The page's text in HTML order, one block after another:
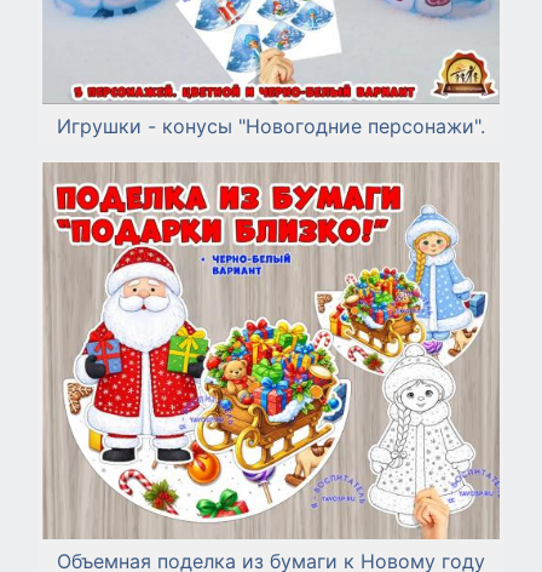
Игрушки - конусы "Новогодние персонажи".
Объемная поделка из бумаги к Новому году